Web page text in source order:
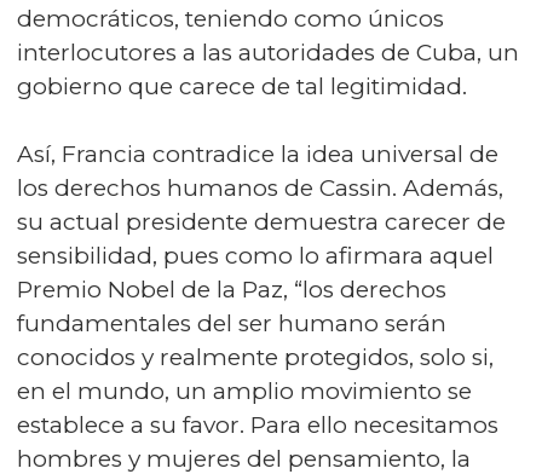
democráticos, teniendo como únicos
interlocutores a las autoridades de Cuba, un
gobierno que carece de tal legitimidad.
Así, Francia contradice la idea universal de
los derechos humanos de Cassin. Además,
su actual presidente demuestra carecer de
sensibilidad, pues como lo afirmara aquel
Premio Nobel de la Paz, “los derechos
fundamentales del ser humano serán
conocidos y realmente protegidos, solo si,
en el mundo, un amplio movimiento se
establece a su favor. Para ello necesitamos
hombres y mujeres del pensamiento, la